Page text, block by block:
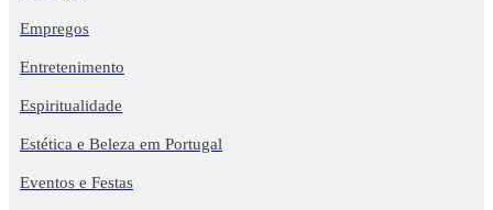
Empregos
Entretenimento
Espiritualidade
Estética e Beleza em Portugal
Eventos e Festas